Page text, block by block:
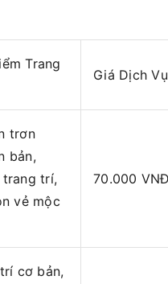
Trang
Giá Dịch Vụ
trơn
bản,
trang trí,
vẻ mộc
70.000
cơ bản,